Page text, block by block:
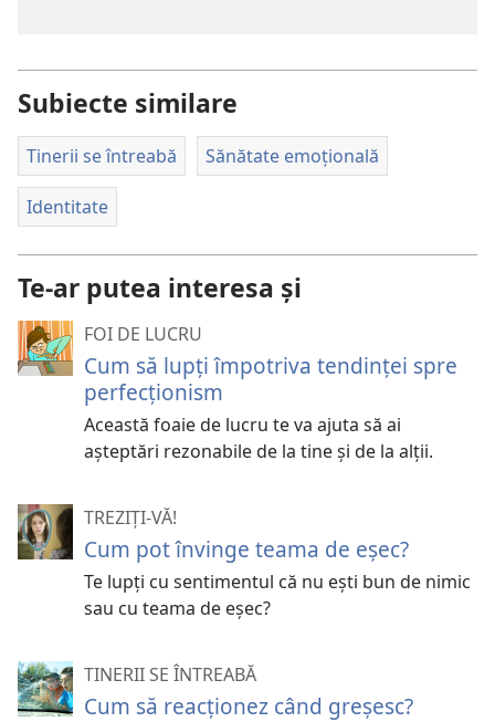
Subiecte similare
Tinerii se întreabă Sănătate emoțională
Identitate
Te-ar putea interesa și
FOI DE LUCRU
Cum să lupți împotriva tendinței spre
perfecționism
Această foaie de lucru te va ajuta să ai
așteptări rezonabile de la tine și de la alții.
TREZIȚI-VĂ!
Cum pot învinge teama de eşec?
Te lupţi cu sentimentul că nu eşti bun de nimic
sau cu teama de eşec?
TINERII SE ÎNTREABĂ
Cum să reacționez când greșesc?